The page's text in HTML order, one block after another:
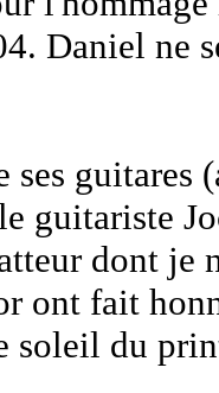
Daniel ne
ses guitares
guitariste
dont je
ont fait
soleil du